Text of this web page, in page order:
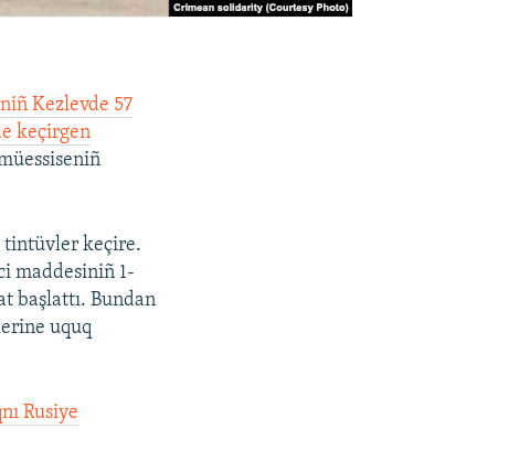
Kezlevde 57
keçirgen
tintüvler keçire.
maddesiniñ 1-
başlattı. Bundan
uquq
Rusiye